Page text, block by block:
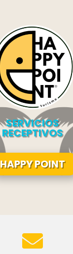
SERVICIOS
RECEPTIVOS
HAPPY POINT
